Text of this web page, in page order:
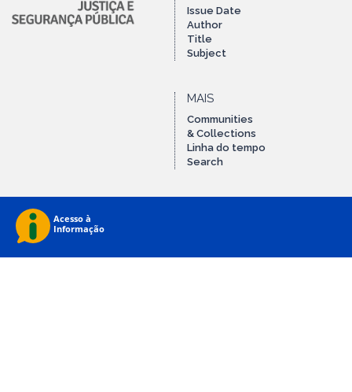
Issue Date
Author
Title
Subject
MAIS
Communities
& Collections
Linha do tempo
Search